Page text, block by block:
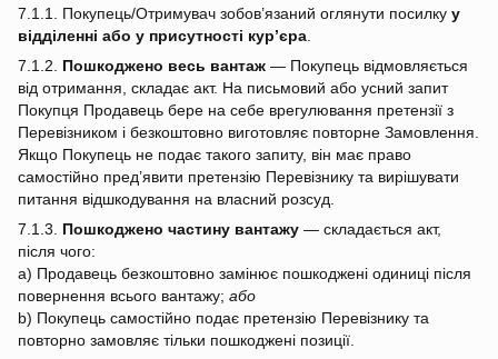
7.1.1. Покупець/Отримувач зобов’язаний оглянути посилку у
відділенні або у присутності кур’єра
7.1.2. Пошкоджено весь вантаж — Покупець відмовляється
від отримання, складає акт. На письмовий або усний запит
Покупця Продавець бере на себе врегулювання претензії з
Перевізником і безкоштовно виготовляє повторне Замовлення.
Якщо Покупець не подає такого запиту, він має право
самостійно пред’явити претензію Перевізнику та вирішувати
питання відшкодування на власний розсуд.
7.1.3. Пошкоджено частину вантажу — складається акт,
після чого:
a) Продавець безкоштовно замінює пошкоджені одиниці після
повернення всього вантажу; або
b) Покупець самостійно подає претензію Перевізнику та
повторно замовляє тільки пошкоджені позиції.